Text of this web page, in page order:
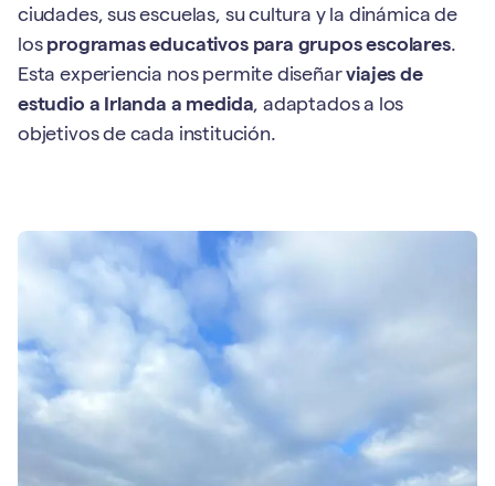
ciudades, sus escuelas, su cultura y la dinámica de
los programas educativos para grupos escolares.
Esta experiencia nos permite diseñarviajes de
estudio a Irlanda a medida, adaptados a los
objetivos de cada institución.